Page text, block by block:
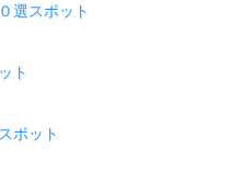
選スポット
ト
ポット